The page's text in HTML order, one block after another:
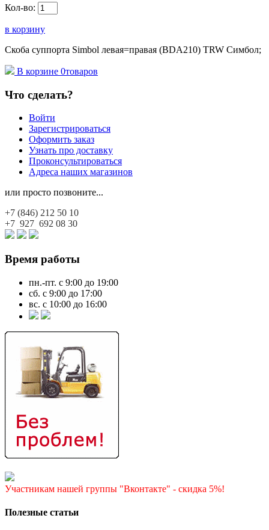
Кол-во:
в корзину
Скоба суппорта Simbol левая=правая (BDA210) TRW Симбол;
В корзине 0товаров
Что сделать?
Войти
Зарегистрироваться
Оформить заказ
Узнать про доставку
Проконсультироваться
Адреса наших магазинов
или просто позвоните...
+7 (846) 212 50 10
+7 927 692 08 30
Время работы
пн.-пт. с 9:00 до 19:00
сб. с 9:00 до 17:00
вс. с 10:00 до 16:00
Участникам нашей группы "Вконтакте" - скидка 5%!
Полезные статьи